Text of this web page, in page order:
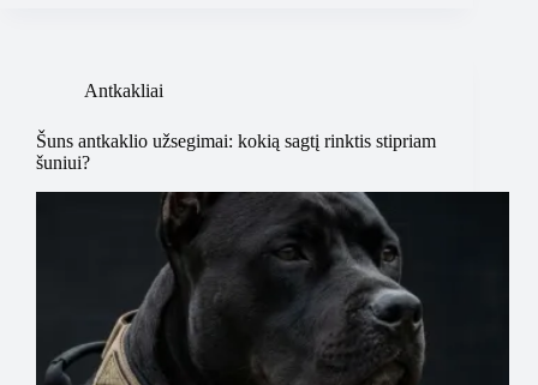
Antkakliai
Šuns antkaklio užsegimai: kokią sagtį rinktis stipriam
šuniui?